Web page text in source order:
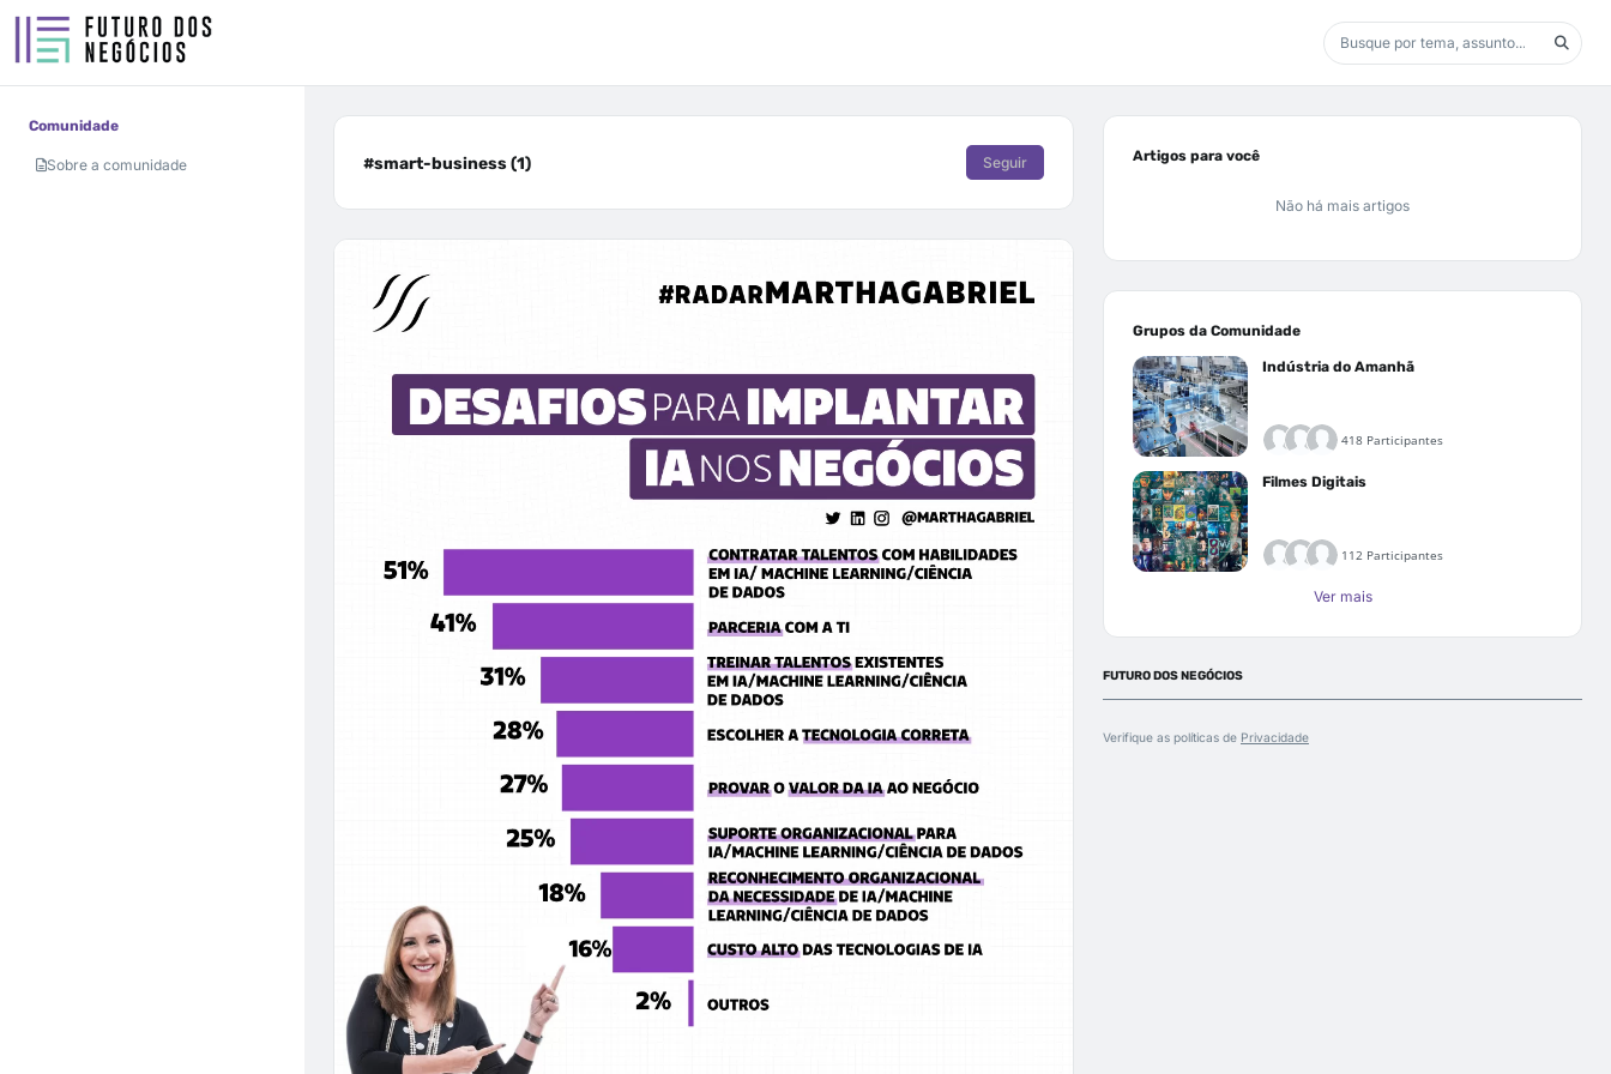
Comunidade
Sobre a comunidade #smart-business (1) Seguir Artigos para você
Não há mais artigos
Grupos da Comunidade
Indústria do Amanhã
418 Participantes
Filmes Digitais
112 Participantes
Ver mais
FUTURO DOS NEGÓCIOS
Verifique as políticas de Privacidade